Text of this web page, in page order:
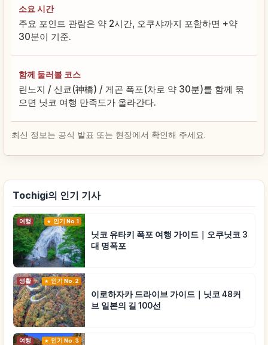
소요 시간
주요 포인트 관람은 약 2시간, 오쿠샤까지 포함하면 +약
30분이 기준.
함께 둘러볼 코스
린노지 / 신쿄(神橋) / 게곤 폭포(차로 약 30분)를 함께 묶
으면 닛코 여행 만족도가 올라간다.
최신 정보는 공식 발표 또는 현장에서 확인해 주세요.
Tochigi의 인기 기사
여행 인기 No.1
닛코 유타키 폭포 여행 가이드｜오쿠닛코 3
대 명폭포
생활 인기 No.2
이로하자카 드라이브 가이드｜닛코 48커
브 일본의 길 100선
여행 인기 No.3